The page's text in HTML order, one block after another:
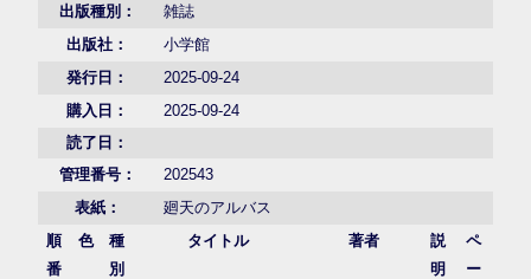
出版種別：
雑誌
出版社：
小学館
発行日：
2025-09-24
購入日：
2025-09-24
読了日：
管理番号：
202543
表紙：
廻天のアルバス
順
番
色
種
別
タイトル 著者
説
明
ペ
ー